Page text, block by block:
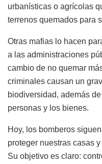
urbanísticas o agrícolas
terrenos quemados para
Otras mafias lo hacen
a las administraciones
cambio de no quemar
criminales causan un
biodiversidad, además
personas y los bienes.
Hoy, los bomberos
proteger nuestras casas
Su objetivo es claro: